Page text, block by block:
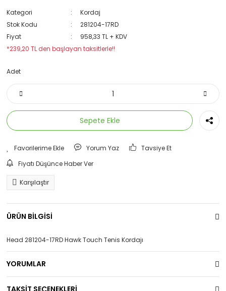
Kategori
Kordaj
Stok Kodu
281204-17RD
Fiyat
958,33 TL + KDV
*239,20 TL den başlayan taksitlerle!!
Adet
Sepete Ekle
Yorum Yaz
Tavsiye Et
Fiyatı Düşünce Haber Ver
Karşılaştır
ÜRÜN BİLGİSİ
Head 281204-17RD Hawk Touch Tenis Kordajı
YORUMLAR
TAKSİT SEÇENEKLERİ